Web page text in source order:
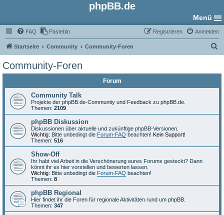
phpBB.de
Menü
FAQ Pastebin Anmelden
Registrieren
Startseite Community Community-Foren
Community-Foren
Forum
Community Talk
Projekte der phpBB.de-Community und Feedback zu phpBB.de.
Themen: 2109
phpBB Diskussion
Diskussionen über aktuelle und zukünftige phpBB-Versionen.
Wichtig: Bitte unbedingt die Forum-FAQ beachten! Kein Support!
Themen: 516
Show-Off
Ihr habt viel Arbeit in die Verschönerung eures Forums gesteckt? Dann
könnt ihr es hier vorstellen und bewerten lassen.
Wichtig: Bitte unbedingt die Forum-FAQ beachten!
Themen: 8
phpBB Regional
Hier findet ihr die Foren für regionale Aktivitäten rund um phpBB.
Themen: 347